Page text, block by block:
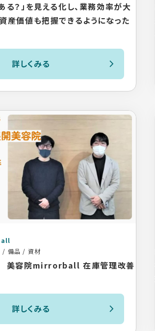
る？」を見える化し、業務効率が大
産価値も把握できるようになった
詳しくみる
/ 備品 / 資材
美容院mirrorball 在庫管理改善
詳しくみる